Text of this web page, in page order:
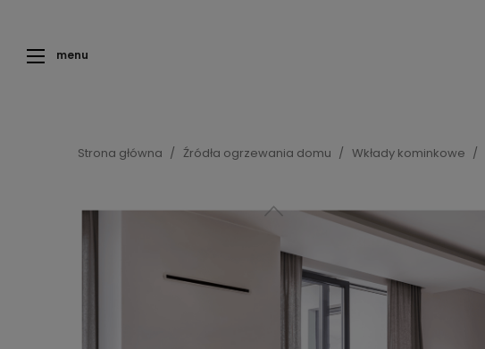
menu
Strona główna Źródła ogrzewania domu Wkłady kominkowe